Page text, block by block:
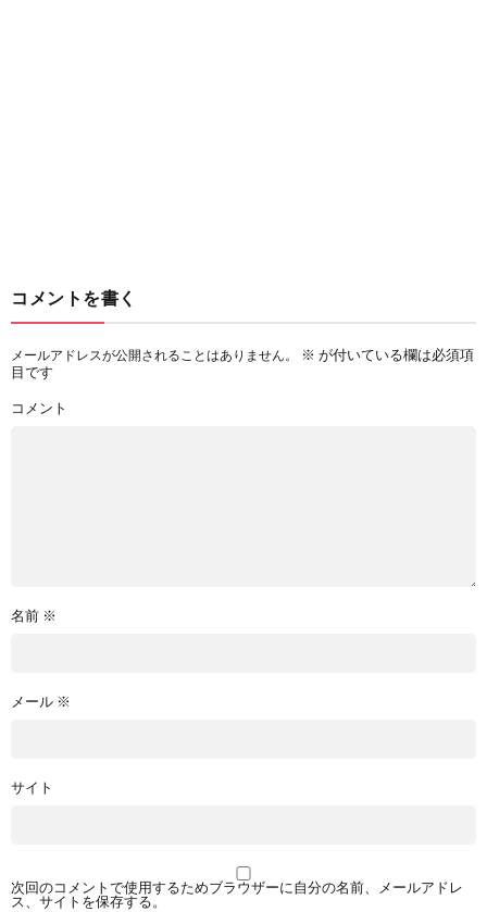
コメントを書く
メールアドレスが公開されることはありません。 ※ が付いている欄は必須項
目です
コメント
名前 ※
メール ※
サイト
次回のコメントで使用するためブラウザーに自分の名前、メールアドレ
ス、サイトを保存する。